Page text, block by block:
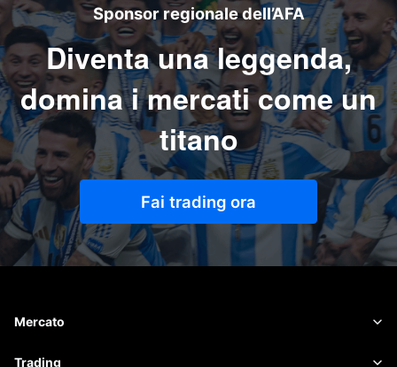
Sponsor regionale dell’AFA
Diventa una leggenda,
domina i mercati come un
titano
Fai trading ora
Mercato
Forex
Trading